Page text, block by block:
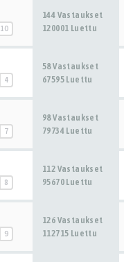
10
144 Vastaukset
120001 Luettu
4
58 Vastaukset
67595 Luettu
7
98 Vastaukset
79734 Luettu
8
112 Vastaukset
95670 Luettu
9
126 Vastaukset
112715 Luettu